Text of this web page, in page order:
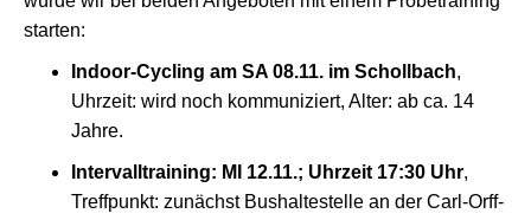
starten:
Indoor-Cycling am SA 08.11. im Schollbach,
Uhrzeit: wird noch kommuniziert, Alter: ab ca. 14
Jahre.
Intervalltraining: MI 12.11.; Uhrzeit 17:30 Uhr,
Treffpunkt: zunächst Bushaltestelle an der Carl-Orff-